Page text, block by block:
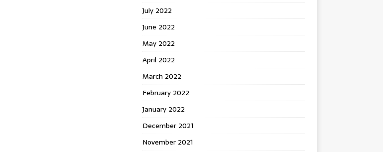
July 2022
June 2022
May 2022
April 2022
March 2022
February 2022
January 2022
December 2021
November 2021